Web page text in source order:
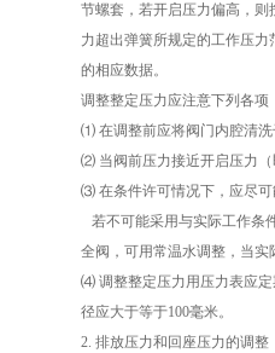
节螺套，若开启压力偏高，
力超出弹簧所规定的工作压
的相应数据。
调整整定压力应注意下列各项
⑴ 在调整前应将阀门内腔清
⑵ 当阀前压力接近开启压力（
⑶ 在条件许可情况下，应尽
若不可能采用与实际工作条
全阀，可用常温水调整，当
⑷ 调整整定压力用压力表应定
径应大于等于100毫米。
2. 排放压力和回座压力的调整